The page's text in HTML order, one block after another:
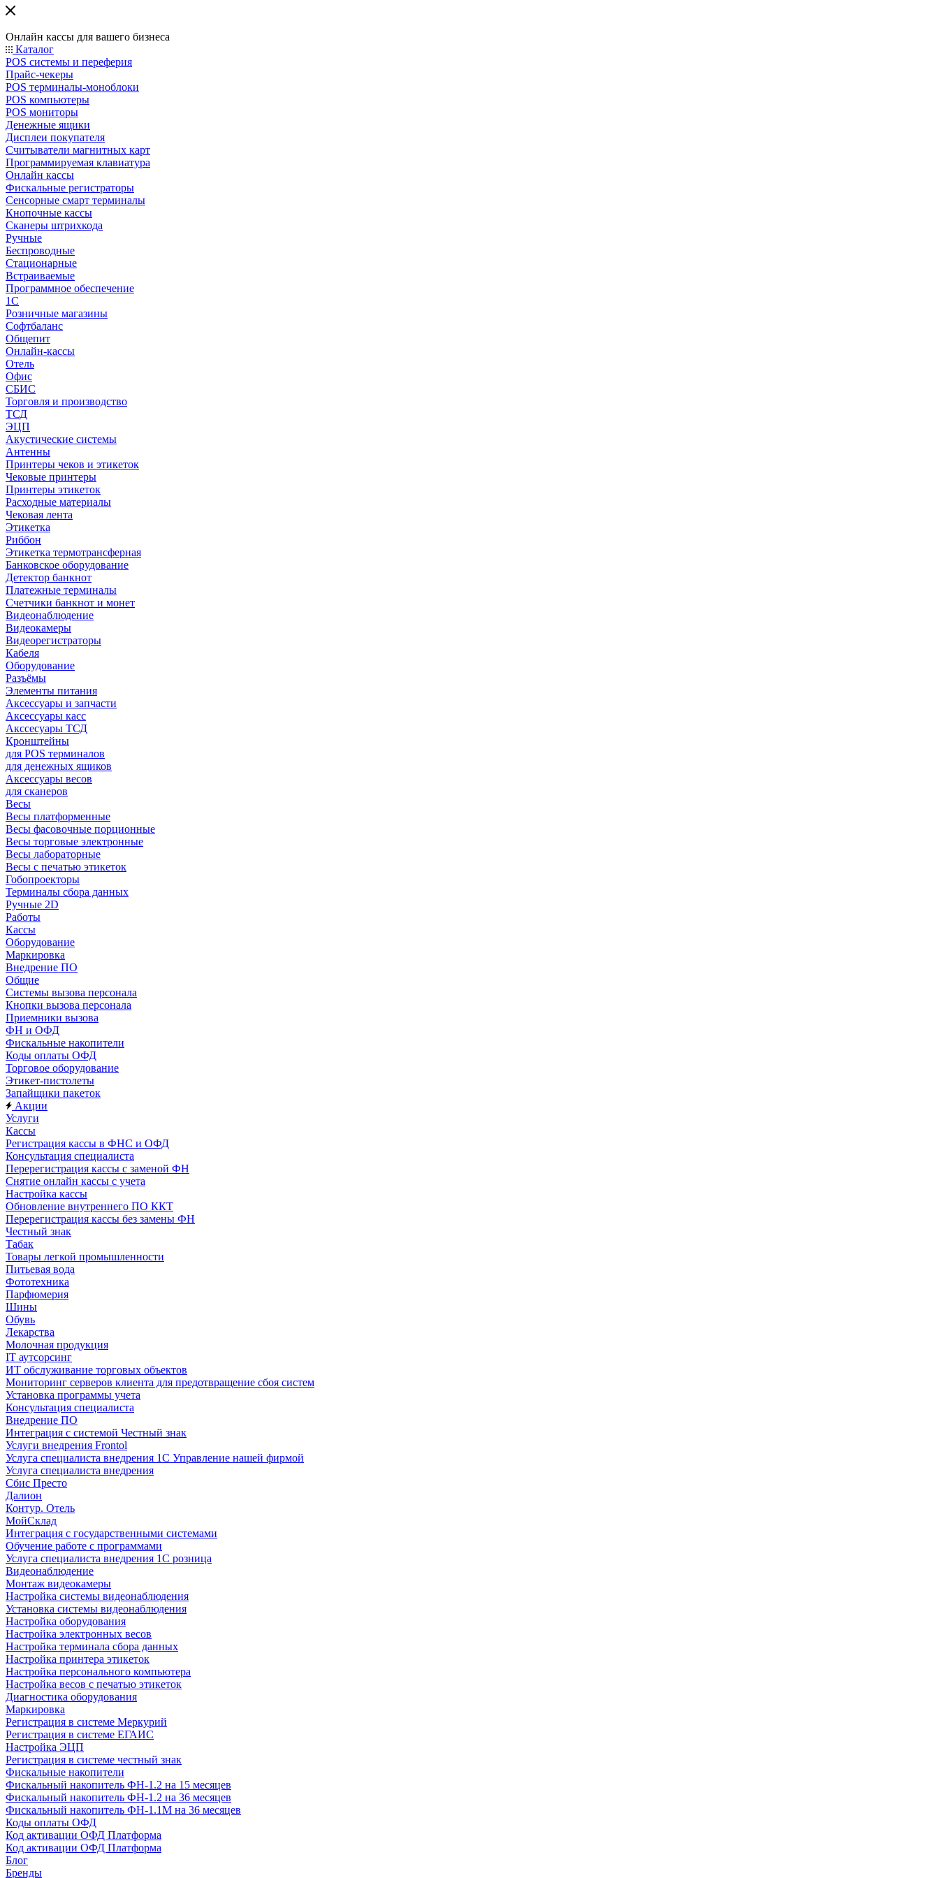
Онлайн кассы для вашего бизнеса
Каталог
POS системы и переферия
Прайс-чекеры
POS терминалы-моноблоки
POS компьютеры
POS мониторы
Денежные ящики
Дисплеи покупателя
Считыватели магнитных карт
Программируемая клавиатура
Онлайн кассы
Фискальные регистраторы
Сенсорные смарт терминалы
Кнопочные кассы
Сканеры штрихкода
Ручные
Беспроводные
Стационарные
Встраиваемые
Программное обеспечение
1С
Розничные магазины
Софтбаланс
Общепит
Онлайн-кассы
Отель
Офис
СБИС
Торговля и производство
ТСД
ЭЦП
Акустические системы
Антенны
Принтеры чеков и этикеток
Чековые принтеры
Принтеры этикеток
Расходные материалы
Чековая лента
Этикетка
Риббон
Этикетка термотрансферная
Банковское оборудование
Детектор банкнот
Платежные терминалы
Счетчики банкнот и монет
Видеонаблюдение
Видеокамеры
Видеорегистраторы
Кабеля
Оборудование
Разъёмы
Элементы питания
Аксессуары и запчасти
Аксессуары касс
Акссесуары ТСД
Кронштейны
для POS терминалов
для денежных ящиков
Аксессуары весов
для сканеров
Весы
Весы платформенные
Весы фасовочные порционные
Весы торговые электронные
Весы лабораторные
Весы с печатью этикеток
Гобопроекторы
Терминалы сбора данных
Ручные 2D
Работы
Кассы
Оборудование
Маркировка
Внедрение ПО
Общие
Системы вызова персонала
Кнопки вызова персонала
Приемники вызова
ФН и ОФД
Фискальные накопители
Коды оплаты ОФД
Торговое оборудование
Этикет-пистолеты
Запайщики пакеток
Акции
Услуги
Кассы
Регистрация кассы в ФНС и ОФД
Консультация специалиста
Перерегистрация кассы с заменой ФН
Снятие онлайн кассы с учета
Настройка кассы
Обновление внутреннего ПО ККТ
Перерегистрация кассы без замены ФН
Честный знак
Табак
Товары легкой промышленности
Питьевая вода
Фототехника
Парфюмерия
Шины
Обувь
Лекарства
Молочная продукция
IT аутсорсинг
ИТ обслуживание торговых объектов
Мониторинг серверов клиента для предотвращение сбоя систем
Установка программы учета
Консультация специалиста
Внедрение ПО
Интеграция с системой Честный знак
Услуги внедрения Frontol
Услуга специалиста внедрения 1С Управление нашей фирмой
Услуга специалиста внедрения
Сбис Престо
Далион
Контур. Отель
МойСклад
Интеграция с государственными системами
Обучение работе с программами
Услуга специалиста внедрения 1С розница
Видеонаблюдение
Монтаж видеокамеры
Настройка системы видеонаблюдения
Установка системы видеонаблюдения
Настройка оборудования
Настройка электронных весов
Настройка терминала сбора данных
Настройка принтера этикеток
Настройка персонального компьютера
Настройка весов с печатью этикеток
Диагностика оборудования
Маркировка
Регистрация в системе Меркурий
Регистрация в системе ЕГАИС
Настройка ЭЦП
Регистрация в системе честный знак
Фискальные накопители
Фискальный накопитель ФН-1.2 на 15 месяцев
Фискальный накопитель ФН-1.2 на 36 месяцев
Фискальный накопитель ФН-1.1М на 36 месяцев
Коды оплаты ОФД
Код активации ОФД Платформа
Код активации ОФД Платформа
Блог
Бренды